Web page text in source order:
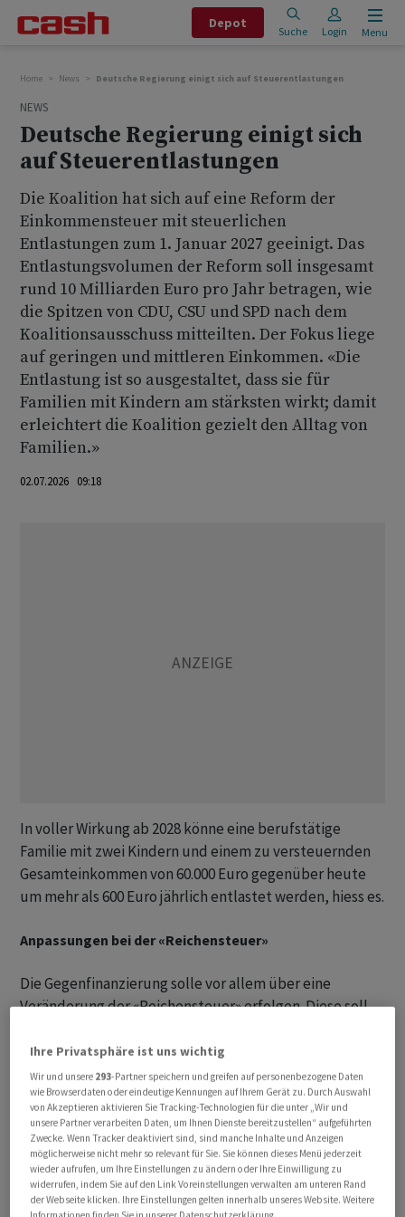
Depot
Suche Login Menu
Home News Deutsche Regierung einigt sich auf Steuerentlastungen
NEWS
Deutsche Regierung einigt sich
auf Steuerentlastungen
Die Koalition hat sich auf eine Reform der
Einkommensteuer mit steuerlichen
Entlastungen zum 1. Januar 2027 geeinigt. Das
Entlastungsvolumen der Reform soll insgesamt
rund 10 Milliarden Euro pro Jahr betragen, wie
die Spitzen von CDU, CSU und SPD nach dem
Koalitionsausschuss mitteilten. Der Fokus liege
auf geringen und mittleren Einkommen. «Die
Entlastung ist so ausgestaltet, dass sie für
Familien mit Kindern am stärksten wirkt; damit
erleichtert die Koalition gezielt den Alltag von
Familien.»
02.07.2026 09:18
In voller Wirkung ab 2028 könne eine berufstätige
Familie mit zwei Kindern und einem zu versteuernden
Gesamteinkommen von 60.000 Euro gegenüber heute
um mehr als 600 Euro jährlich entlastet werden, hiess es.
Anpassungen bei der «Reichensteuer»
Die Gegenfinanzierung solle vor allem über eine
Veränderung der «Reichensteuer» erfolgen. Diese soll
Einkommen von 250.000 EUR soll ein Steuersatz von 45
Prozent gelten, ab einem zu versteuernden Einkommen
von 280.000 EUR ein Satz von 47 Prozent. Derzeit liegt
der Höchststeuersatz bei 45 Prozent, der ab einem zu
versteuernden Einkommen von 277.826 Euro greift.
Geringerer «Handwerkerbonus»
Ihre Privatsphäre ist uns wichtig
Wir und unsere 293-Partner speichern und greifen auf personenbezogene Daten
wie Browserdaten oder eindeutige Kennungen auf Ihrem Gerät zu. Durch Auswahl
von Akzeptieren aktivieren Sie Tracking-Technologien für die unter „Wir und
unsere Partner verarbeiten Daten, um Ihnen Dienste bereitzustellen“ aufgeführten
Zwecke. Wenn Tracker deaktiviert sind, sind manche Inhalte und Anzeigen
möglicherweise nicht mehr so relevant für Sie. Sie können dieses Menü jederzeit
wieder aufrufen, um Ihre Einstellungen zu ändern oder Ihre Einwilligung zu
widerrufen, indem Sie auf den Link Voreinstellungen verwalten am unteren Rand
der Webseite klicken. Ihre Einstellungen gelten innerhalb unseres Website. Weitere